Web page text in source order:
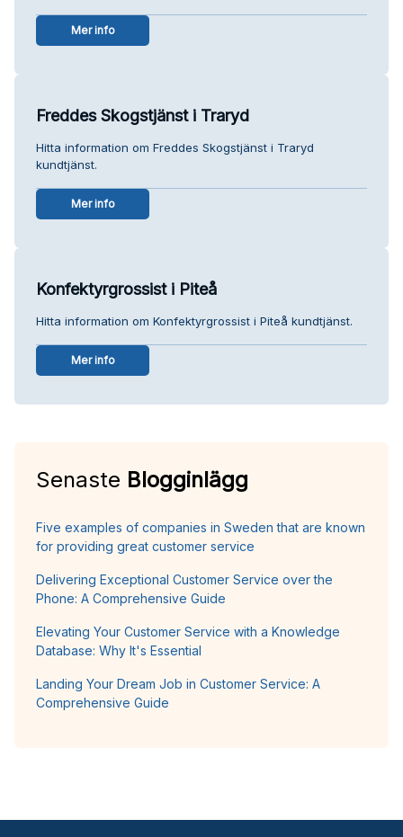
Mer info
Freddes Skogstjänst i Traryd
Hitta information om Freddes Skogstjänst i Traryd
kundtjänst.
Mer info
Konfektyrgrossist i Piteå
Hitta information om Konfektyrgrossist i Piteå kundtjänst.
Mer info
Senaste Blogginlägg
Five examples of companies in Sweden that are known
for providing great customer service
Delivering Exceptional Customer Service over the
Phone: A Comprehensive Guide
Elevating Your Customer Service with a Knowledge
Database: Why It's Essential
Landing Your Dream Job in Customer Service: A
Comprehensive Guide